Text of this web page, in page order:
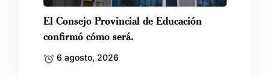
El Consejo Provincial de Educación
confirmó cómo será.
6 agosto, 2026